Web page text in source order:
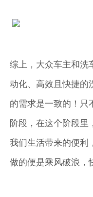
综上，大众车主和洗
动化、高效且快捷的
的需求是一致的！只
阶段，在这个阶段里
我们生活带来的便利
做的便是乘风破浪，